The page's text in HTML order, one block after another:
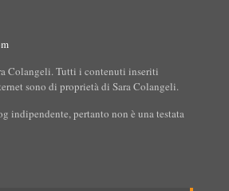
Colangeli. Tutti i contenuti inseriti
sono di proprietà di Sara Colangeli.
indipendente, pertanto non è una testata